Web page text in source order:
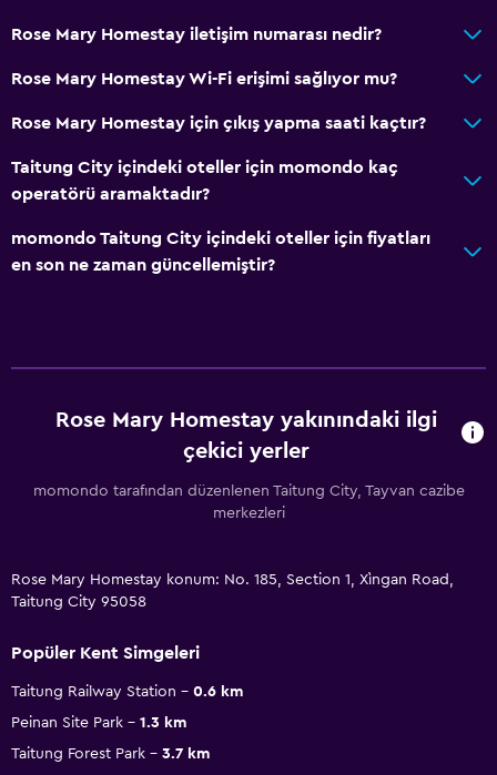
Rose Mary Homestay iletişim numarası nedir?
Rose Mary Homestay Wi-Fi erişimi sağlıyor mu?
Rose Mary Homestay için çıkış yapma saati kaçtır?
Taitung City içindeki oteller için momondo kaç
operatörü aramaktadır?
momondo Taitung City içindeki oteller için fiyatları
en son ne zaman güncellemiştir?
Rose Mary Homestay yakınındaki ilgi
çekici yerler
momondo tarafından düzenlenen Taitung City, Tayvan cazibe
merkezleri
Rose Mary Homestay konum: No. 185, Section 1, Xìngan Road,
Taitung City 95058
Popüler Kent Simgeleri
Taitung Railway Station
0.6 km
Peinan Site Park
1.3 km
Taitung Forest Park
3.7 km